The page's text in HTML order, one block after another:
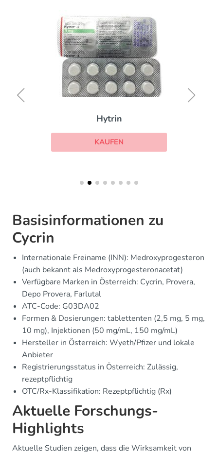
Hytrin
KAUFEN
Basisinformationen zu
Cycrin
Internationale Freiname (INN): Medroxyprogesteron
(auch bekannt als Medroxyprogesteronacetat)
Verfügbare Marken in Österreich: Cycrin, Provera,
Depo Provera, Farlutal
ATC-Code: G03DA02
Formen & Dosierungen: tablettenten (2,5 mg, 5 mg,
10 mg), Injektionen (50 mg/mL, 150 mg/mL)
Hersteller in Österreich: Wyeth/Pfizer und lokale
Anbieter
Registrierungsstatus in Österreich: Zulässig,
rezeptpflichtig
OTC/Rx-Klassifikation: Rezeptpflichtig (Rx)
Aktuelle Forschungs-
Highlights
Aktuelle Studien zeigen, dass die Wirksamkeit von